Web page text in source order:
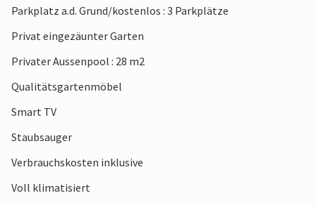
Parkplatz a.d. Grund/kostenlos : 3 Parkplätze
Privat eingezäunter Garten
Privater Aussenpool : 28 m2
Qualitätsgartenmöbel
Smart TV
Staubsauger
Verbrauchskosten inklusive
Voll klimatisiert